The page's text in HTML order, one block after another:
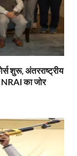
शुरू, अंतरराष्ट्रीय
का जोर